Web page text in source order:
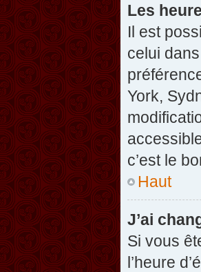
Les
Il est
celui
York,
c’est le
Haut
J’ai
Si vous
l’heure